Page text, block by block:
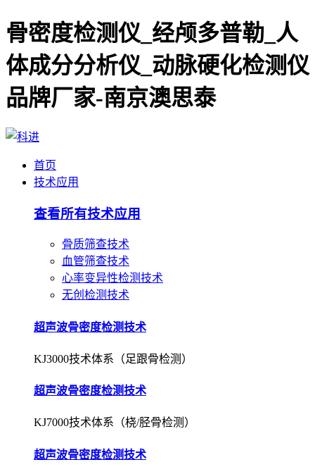
骨密度检测仪_经颅多普勒_人
体成分分析仪_动脉硬化检测仪
品牌厂家-南京澳思泰
首页
技术应用
查看所有技术应用
骨质筛查技术
血管筛查技术
心率变异性检测技术
无创检测技术
超声波骨密度检测技术
KJ3000技术体系（足跟骨检测）
超声波骨密度检测技术
KJ7000技术体系（桡/胫骨检测）
超声波骨密度检测技术